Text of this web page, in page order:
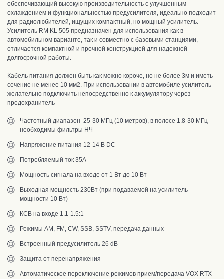
обеспечивающий высокую производительность с улучшенным
охлаждением и функциональностью предусилителя, идеально подходит
для радиолюбителей, ищущих компактный, но мощный усилитель.
Усилитель RM KL 505 предназначен для использования как в
автомобильном варианте, так и совместно с базовыми станциями,
отличается компактной и прочной конструкцией для надежной
долгосрочной работы.
Кабель питания должен быть как можно короче, но не более 3м и иметь
сечение не менее 10 мм2. При использовании в автомобиле усилитель
желательно подключить непосредственно к аккумулятору через
предохранитель
Частотный диапазон 25-30 МГц (10 метров), в полосе 1.8-30 МГц
необходимы фильтры НЧ
Напряжение питания 12-14 В DC
Потребляемый ток 35А
Мощность сигнала на входе от 1 Вт до 10 Вт
Выходная мощность 230Вт (при подаваемой на усилитель
мощности 10 Вт)
КСВ на входе 1.1-1.5:1
Режимы AM, FM, CW, SSB, SSTV, передача данных
Встроенный предусилитель 26 dB
Защита от перенапряжения
Автоматическое переключение режимов прием/передача VOX RTX